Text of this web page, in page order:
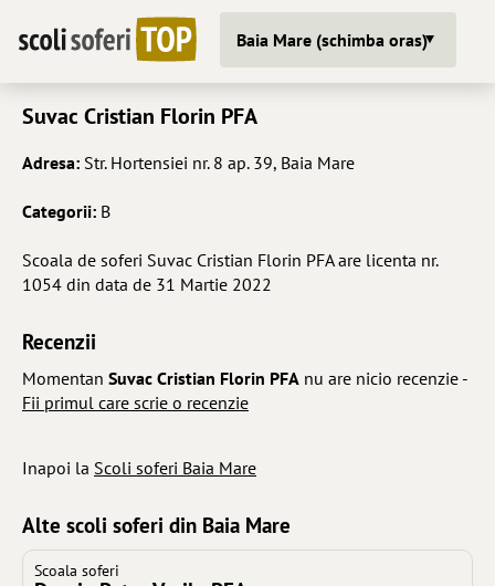
Baia Mare (schimba oras)
Suvac Cristian Florin PFA
Adresa: Str. Hortensiei nr. 8 ap. 39, Baia Mare
Categorii: B
Scoala de soferi Suvac Cristian Florin PFA are licenta nr.
1054 din data de 31 Martie 2022
Recenzii
Momentan Suvac Cristian Florin PFA nu are nicio recenzie -
Fii primul care scrie o recenzie
Inapoi la Scoli soferi Baia Mare
Alte scoli soferi din Baia Mare
Scoala soferi